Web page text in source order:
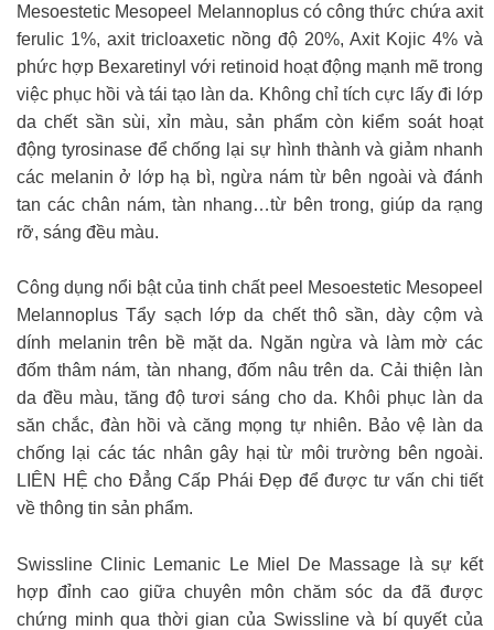
Mesoestetic Mesopeel Melannoplus có công thức chứa axit
ferulic 1%, axit tricloaxetic nồng độ 20%, Axit Kojic 4% và
phức hợp Bexaretinyl với retinoid hoạt động mạnh mẽ trong
việc phục hồi và tái tạo làn da. Không chỉ tích cực lấy đi lớp
da chết sần sùi, xỉn màu, sản phẩm còn kiểm soát hoạt
động tyrosinase để chống lại sự hình thành và giảm nhanh
các melanin ở lớp hạ bì, ngừa nám từ bên ngoài và đánh
tan các chân nám, tàn nhang…từ bên trong, giúp da rạng
rỡ, sáng đều màu.
Công dụng nổi bật của tinh chất peel Mesoestetic Mesopeel
Melannoplus Tẩy sạch lớp da chết thô sần, dày cộm và
dính melanin trên bề mặt da. Ngăn ngừa và làm mờ các
đốm thâm nám, tàn nhang, đốm nâu trên da. Cải thiện làn
da đều màu, tăng độ tươi sáng cho da. Khôi phục làn da
săn chắc, đàn hồi và căng mọng tự nhiên. Bảo vệ làn da
chống lại các tác nhân gây hại từ môi trường bên ngoài.
LIÊN HỆ cho Đẳng Cấp Phái Đẹp để được tư vấn chi tiết
về thông tin sản phẩm.
Swissline Clinic Lemanic Le Miel De Massage là sự kết
hợp đỉnh cao giữa chuyên môn chăm sóc da đã được
chứng minh qua thời gian của Swissline và bí quyết của